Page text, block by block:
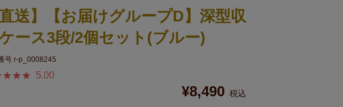
直送】【お届けグループD】深型収
ース3段/2個セット(ブルー)
号 r-p_0008245
5.00
¥8,490 税込